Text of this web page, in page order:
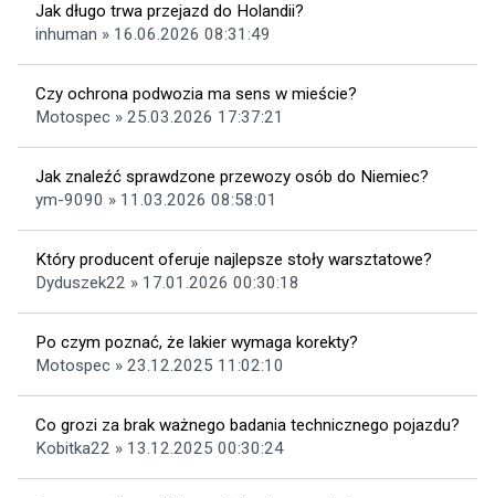
Jak długo trwa przejazd do Holandii?
inhuman » 16.06.2026 08:31:49
Czy ochrona podwozia ma sens w mieście?
Motospec » 25.03.2026 17:37:21
Jak znaleźć sprawdzone przewozy osób do Niemiec?
ym-9090 » 11.03.2026 08:58:01
Który producent oferuje najlepsze stoły warsztatowe?
Dyduszek22 » 17.01.2026 00:30:18
Po czym poznać, że lakier wymaga korekty?
Motospec » 23.12.2025 11:02:10
Co grozi za brak ważnego badania technicznego pojazdu?
Kobitka22 » 13.12.2025 00:30:24